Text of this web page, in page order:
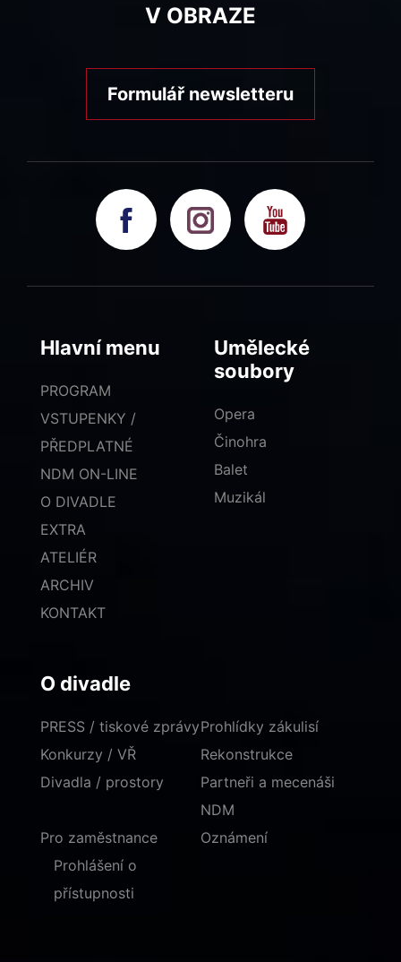
V OBRAZE
Formulář newsletteru
Hlavní menu
PROGRAM
VSTUPENKY /
PŘEDPLATNÉ
NDM ON-LINE
O DIVADLE
EXTRA
ATELIÉR
ARCHIV
KONTAKT
Umělecké
soubory
Opera
Činohra
Balet
Muzikál
O divadle
PRESS / tiskové zprávy
Konkurzy / VŘ
Divadla / prostory
Prohlídky zákulisí
Rekonstrukce
Partneři a mecenáši
NDM
Pro zaměstnance
Oznámení
Prohlášení o
přístupnosti